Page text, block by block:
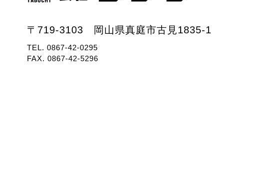
〒719-3103 岡山県真庭市古見1835-1
TEL. 0867-42-0295
FAX. 0867-42-5296